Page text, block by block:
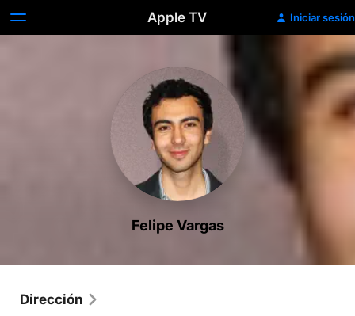
Apple TV Iniciar sesión
Felipe Vargas
Dirección